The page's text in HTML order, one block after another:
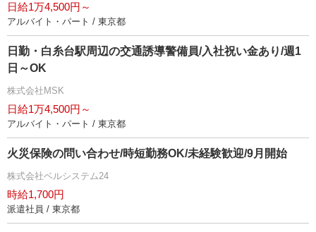
日給1万4,500円～
アルバイト・パート / 東京都
日勤・白糸台駅周辺の交通誘導警備員/入社祝い金あり/週1
日～OK
株式会社MSK
日給1万4,500円～
アルバイト・パート / 東京都
火災保険の問い合わせ/時短勤務OK/未経験歓迎/9月開始
株式会社ベルシステム24
時給1,700円
派遣社員 / 東京都